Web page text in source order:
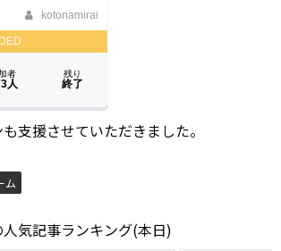
支援させていただきました。
ム
気記事ランキング(本日)